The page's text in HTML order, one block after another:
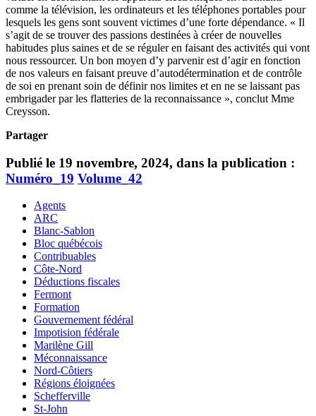
comme la télévision, les ordinateurs et les téléphones portables pour
lesquels les gens sont souvent victimes d’une forte dépendance. « Il
s’agit de se trouver des passions destinées à créer de nouvelles
habitudes plus saines et de se réguler en faisant des activités qui vont
nous ressourcer. Un bon moyen d’y parvenir est d’agir en fonction
de nos valeurs en faisant preuve d’autodétermination et de contrôle
de soi en prenant soin de définir nos limites et en ne se laissant pas
embrigader par les flatteries de la reconnaissance », conclut Mme
Creysson.
Partager
Publié le 19 novembre, 2024, dans la publication :
Numéro_19 Volume_42
Agents
ARC
Blanc-Sablon
Bloc québécois
Contribuables
Côte-Nord
Déductions fiscales
Fermont
Formation
Gouvernement fédéral
Impotision fédérale
Marilène Gill
Méconnaissance
Nord-Côtiers
Régions éloignées
Schefferville
St-John